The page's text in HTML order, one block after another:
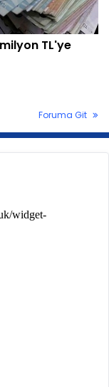
TL'ye
Foruma Git